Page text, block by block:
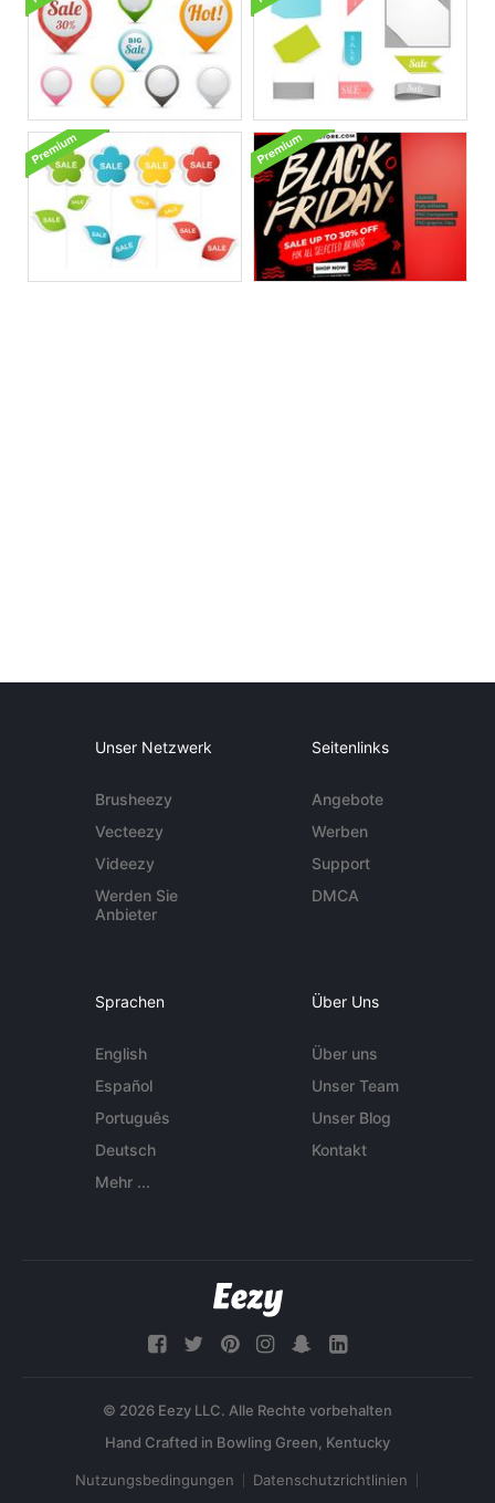
Unser Netzwerk
Brusheezy
Vecteezy
Videezy
Werden Sie
Anbieter
Seitenlinks
Angebote
Werben
Support
DMCA
Sprachen
English
Español
Português
Deutsch
Mehr ...
Über Uns
Über uns
Unser Team
Unser Blog
Kontakt
© 2026 Eezy LLC. Alle Rechte vorbehalten
Nutzungsbedingungen Datenschutzrichtlinien